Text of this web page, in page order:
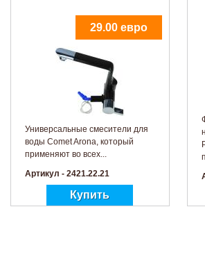
29.00 евро
Универсальные смесители для
воды Comet Arona, который
применяют во всех...
Артикул - 2421.22.21